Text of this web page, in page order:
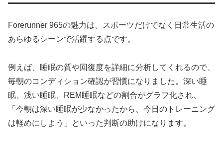
Forerunner 965の魅力は、スポーツだけでなく日常生活の
あらゆるシーンで活躍する点です。
例えば、睡眠の質や回復度を詳細に分析してくれるので、
毎朝のコンディション確認が習慣になりました。深い睡
眠、浅い睡眠、REM睡眠などの割合がグラフ化され、
「今朝は深い睡眠が少なかったから、今日のトレーニング
は軽めにしよう」といった判断の助けになります。